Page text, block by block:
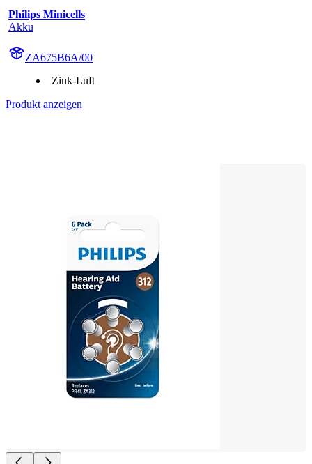
Philips Minicells
Akku
ZA675B6A/00
Zink-Luft
Produkt anzeigen